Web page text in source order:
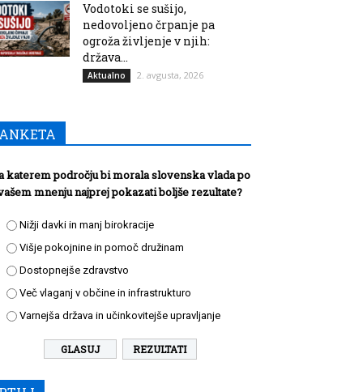
Vodotoki se sušijo,
nedovoljeno črpanje pa
ogroža življenje v njih:
država...
Aktualno 2. avgusta, 2026
katerem področju bi morala slovenska vlada po
mnenju najprej pokazati boljše rezultate?
Nižji davki in manj birokracije
Višje pokojnine in pomoč družinam
Dostopnejše zdravstvo
Več vlaganj v občine in infrastrukturo
Varnejša država in učinkovitejše upravljanje
REZULTATI